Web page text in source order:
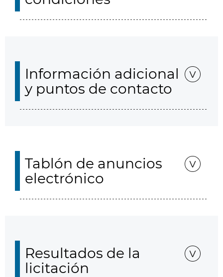
Información adicional
y puntos de contacto
Tablón de anuncios
electrónico
Resultados de la
licitación